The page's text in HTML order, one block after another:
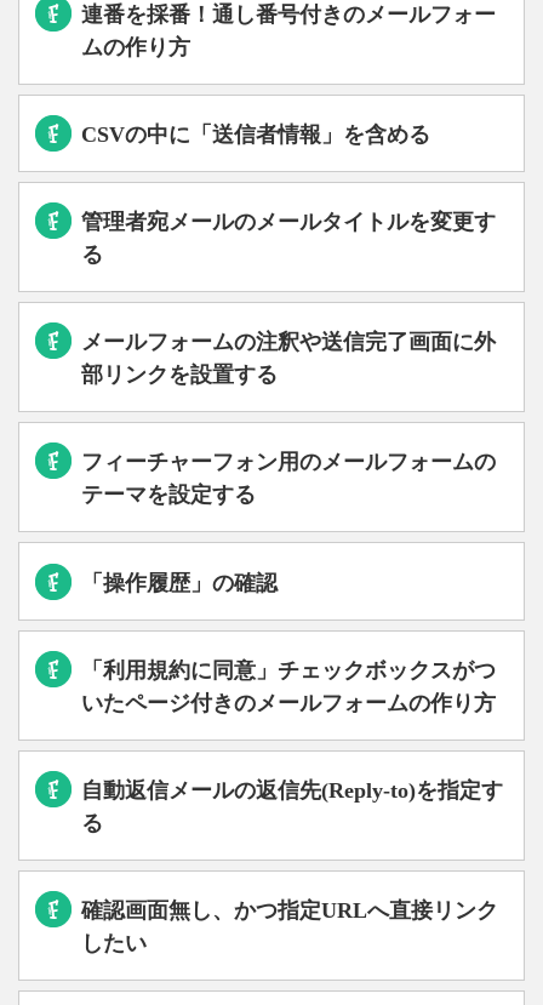
連番を採番！通し番号付きのメールフォー
ムの作り方
CSVの中に「送信者情報」を含める
管理者宛メールのメールタイトルを変更す
る
メールフォームの注釈や送信完了画面に外
部リンクを設置する
フィーチャーフォン用のメールフォームの
テーマを設定する
「操作履歴」の確認
「利用規約に同意」チェックボックスがつ
いたページ付きのメールフォームの作り方
自動返信メールの返信先(Reply-to)を指定す
る
確認画面無し、かつ指定URLへ直接リンク
したい